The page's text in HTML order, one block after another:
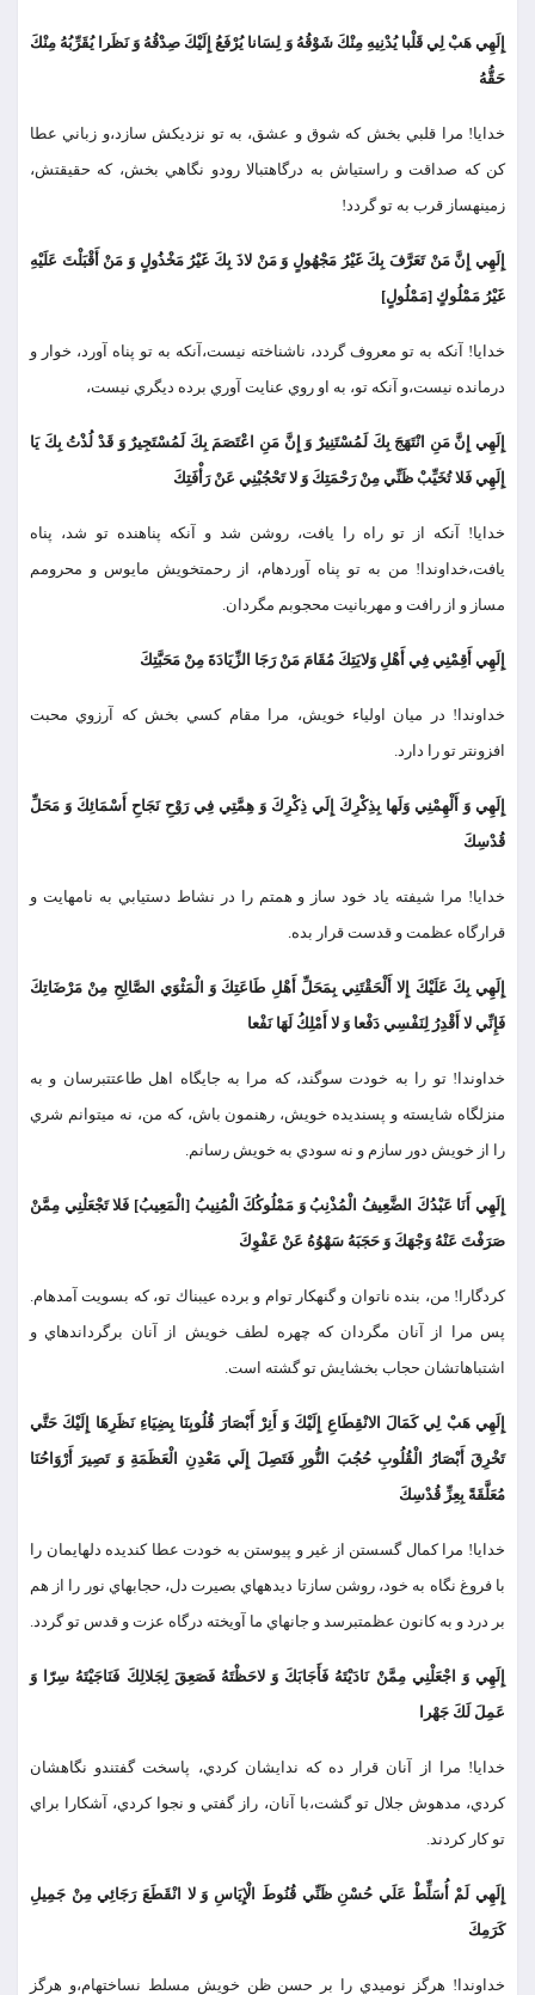
إِلَهِي هَبْ لِي قَلْبا يُدْنِيهِ مِنْكَ شَوْقُهُ وَ لِسَانا يُرْفَعُ إِلَيْكَ صِدْقُهُ وَ نَظَرا يُقَرِّبُهُ مِنْكَ
حَقُّهُ
خدايا! مرا قلبي بخش كه شوق و عشق، به تو نزديكش سازد،و زباني عطا
كن كه صداقت و راستي‏اش به درگاهت‏بالا رودو نگاهي بخش، كه حقيقتش،
زمينه‏ساز قرب به تو گردد!
إِلَهِي إِنَّ مَنْ تَعَرَّفَ بِكَ غَيْرُ مَجْهُولٍ وَ مَنْ لاذَ بِكَ غَيْرُ مَخْذُولٍ وَ مَنْ أَقْبَلْتَ عَلَيْهِ
غَيْرُ مَمْلُوكٍ [مَمْلُولٍ‏]
خدایا! آنكه به تو معروف گردد، ناشناخته نيست،آنكه به تو پناه آورد، خوار و
درمانده نيست،و آنكه تو، به او روي عنايت آوري برده ديگري نيست،
إِلَهِي إِنَّ مَنِ انْتَهَجَ بِكَ لَمُسْتَنِيرٌ وَ إِنَّ مَنِ اعْتَصَمَ بِكَ لَمُسْتَجِيرٌ وَ قَدْ لُذْتُ بِكَ يَا
إِلَهِي فَلا تُخَيِّبْ ظَنِّي مِنْ رَحْمَتِكَ وَ لا تَحْجُبْنِي عَنْ رَأْفَتِكَ
خدايا! آنكه از تو راه را يافت، روشن شد و آنكه پناهنده تو شد، پناه
يافت،خداوندا! من به تو پناه آورده‏ام، از رحمت‏خويش مايوس و محرومم
مساز و از رافت و مهربانيت محجوبم مگردان.
إِلَهِي أَقِمْنِي فِي أَهْلِ وَلايَتِكَ مُقَامَ مَنْ رَجَا الزِّيَادَةَ مِنْ مَحَبَّتِكَ
خداوندا! در ميان اولياء خويش، مرا مقام كسي بخش كه آرزوي محبت
افزون‏تر تو را دارد.
إِلَهِي وَ أَلْهِمْنِي وَلَها بِذِكْرِكَ إِلَي ذِكْرِكَ وَ هِمَّتِي فِي رَوْحِ نَجَاحِ أَسْمَائِكَ وَ مَحَلِّ
قُدْسِكَ
خدايا! مرا شيفته ياد خود ساز و همتم را در نشاط دستيابي به نامهايت و
قرارگاه عظمت و قدست قرار بده.
إِلَهِي بِكَ عَلَيْكَ إِلا أَلْحَقْتَنِي بِمَحَلِّ أَهْلِ طَاعَتِكَ وَ الْمَثْوَي الصَّالِحِ مِنْ مَرْضَاتِكَ
فَإِنِّي لا أَقْدِرُ لِنَفْسِي دَفْعا وَ لا أَمْلِكُ لَهَا نَفْعا
خداوندا! تو را به خودت سوگند، كه مرا به جايگاه اهل طاعتت‏برسان و به
منزلگاه شايسته و پسنديده خويش، رهنمون باش، كه من، نه مي‏توانم شري
را از خويش دور سازم و نه سودي به خويش رسانم.
إِلَهِي أَنَا عَبْدُكَ الضَّعِيفُ الْمُذْنِبُ وَ مَمْلُوكُكَ الْمُنِيبُ [الْمَعِيبُ‏] فَلا تَجْعَلْنِي مِمَّنْ
صَرَفْتَ عَنْهُ وَجْهَكَ وَ حَجَبَهُ سَهْوُهُ عَنْ عَفْوِكَ
كردگارا! من، بنده ناتوان و گنهكار توام و برده عيبناك تو، كه بسويت آمده‏ام.
پس مرا از آنان مگردان كه چهره لطف خويش از آنان برگردانده‏اي و
اشتباهاتشان حجاب بخشايش تو گشته است.
إِلَهِي هَبْ لِي كَمَالَ الانْقِطَاعِ إِلَيْكَ وَ أَنِرْ أَبْصَارَ قُلُوبِنَا بِضِيَاءِ نَظَرِهَا إِلَيْكَ حَتَّي
تَخْرِقَ أَبْصَارُ الْقُلُوبِ حُجُبَ النُّورِ فَتَصِلَ إِلَي مَعْدِنِ الْعَظَمَةِ وَ تَصِيرَ أَرْوَاحُنَا
مُعَلَّقَةً بِعِزِّ قُدْسِكَ
خدایا! مرا كمال گسستن از غير و پيوستن به خودت عطا كن‏ديده دلهايمان را
با فروغ نگاه به خود، روشن سازتا ديده‏هاي بصيرت دل، حجابهاي نور را از هم
بر درد و به كانون عظمت‏برسد و جانهاي ما آويخته درگاه عزت و قدس تو گردد.
إِلَهِي وَ اجْعَلْنِي مِمَّنْ نَادَيْتَهُ فَأَجَابَكَ وَ لاحَظْتَهُ فَصَعِقَ لِجَلالِكَ فَنَاجَيْتَهُ سِرّا وَ
عَمِلَ لَكَ جَهْرا
خدايا! مرا از آنان قرار ده كه ندايشان كردي، پاسخت گفتندو نگاهشان
كردي، مدهوش جلال تو گشت،با آنان، راز گفتي و نجوا كردي، آشكارا براي
تو كار كردند.
إِلَهِي لَمْ أُسَلِّطْ عَلَي حُسْنِ ظَنِّي قُنُوطَ الْإِيَاسِ وَ لا انْقَطَعَ رَجَائِي مِنْ جَمِيلِ
كَرَمِكَ
خداوندا! هرگز نوميدي را بر حسن ظن خويش مسلط نساخته‏ام،و هرگز